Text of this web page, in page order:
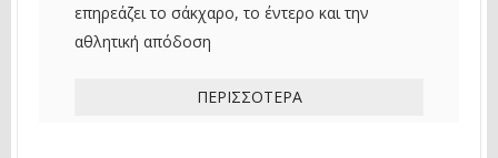
επηρεάζει το σάκχαρο, το έντερο και την
αθλητική απόδοση
ΠΕΡΙΣΣΌΤΕΡΑ